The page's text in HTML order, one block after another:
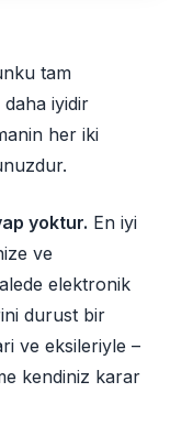
tam
iyidir
her iki
yoktur. En iyi
ve
elektronik
durust bir
ve eksileriyle –
kendiniz karar